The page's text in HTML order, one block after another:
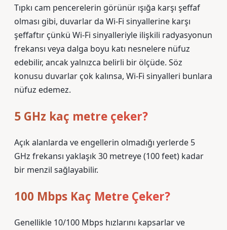
Tıpkı cam pencerelerin görünür ışığa karşı şeffaf
olması gibi, duvarlar da Wi-Fi sinyallerine karşı
şeffaftır çünkü Wi-Fi sinyalleriyle ilişkili radyasyonun
frekansı veya dalga boyu katı nesnelere nüfuz
edebilir, ancak yalnızca belirli bir ölçüde. Söz
konusu duvarlar çok kalınsa, Wi-Fi sinyalleri bunlara
nüfuz edemez.
5 GHz kaç metre çeker?
Açık alanlarda ve engellerin olmadığı yerlerde 5
GHz frekansı yaklaşık 30 metreye (100 feet) kadar
bir menzil sağlayabilir.
100 Mbps Kaç Metre Çeker?
Genellikle 10/100 Mbps hızlarını kapsarlar ve